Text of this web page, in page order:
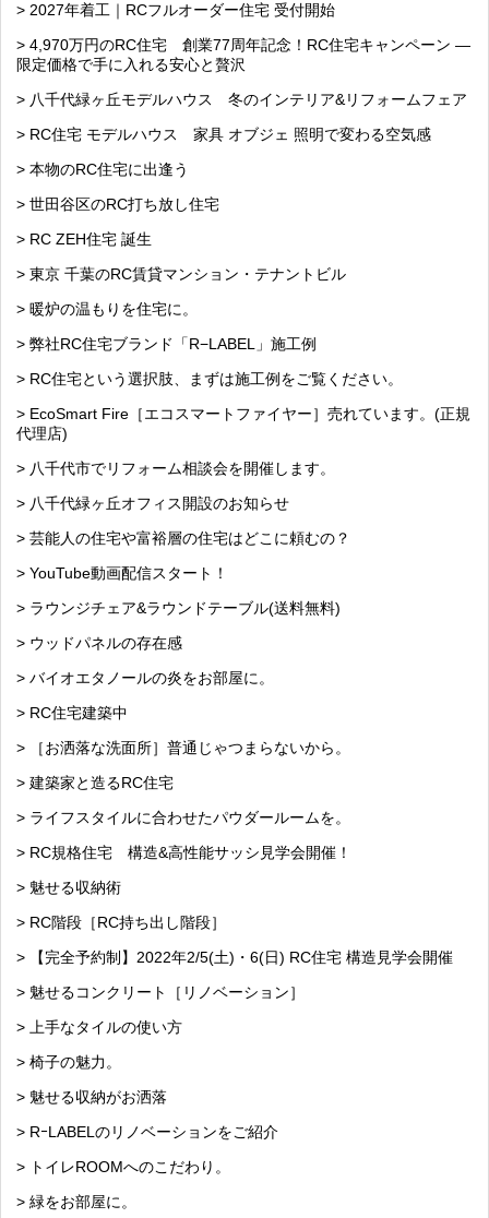
> 2027年着工｜RCフルオーダー住宅 受付開始
> 4,970万円のRC住宅 創業77周年記念！RC住宅キャンペーン ―
限定価格で手に入れる安心と贅沢
> 八千代緑ヶ丘モデルハウス 冬のインテリア&リフォームフェア
> RC住宅 モデルハウス 家具 オブジェ 照明で変わる空気感
> 本物のRC住宅に出逢う
> 世田谷区のRC打ち放し住宅
> RC ZEH住宅 誕生
> 東京 千葉のRC賃貸マンション・テナントビル
> 暖炉の温もりを住宅に。
> 弊社RC住宅ブランド「R−LABEL」施工例
> RC住宅という選択肢、まずは施工例をご覧ください。
> EcoSmart Fire［エコスマートファイヤー］売れています。(正規
代理店)
> 八千代市でリフォーム相談会を開催します。
> 八千代緑ヶ丘オフィス開設のお知らせ
> 芸能人の住宅や富裕層の住宅はどこに頼むの？
> YouTube動画配信スタート！
> ラウンジチェア&ラウンドテーブル(送料無料)
> ウッドパネルの存在感
> バイオエタノールの炎をお部屋に。
> RC住宅建築中
> ［お洒落な洗面所］普通じゃつまらないから。
> 建築家と造るRC住宅
> ライフスタイルに合わせたパウダールームを。
> RC規格住宅 構造&高性能サッシ見学会開催！
> 魅せる収納術
> RC階段［RC持ち出し階段］
> 【完全予約制】2022年2/5(土)・6(日) RC住宅 構造見学会開催
> 魅せるコンクリート［リノベーション］
> 上手なタイルの使い方
> 椅子の魅力。
> 魅せる収納がお洒落
> RｰLABELのリノベーションをご紹介
> トイレROOMへのこだわり。
> 緑をお部屋に。